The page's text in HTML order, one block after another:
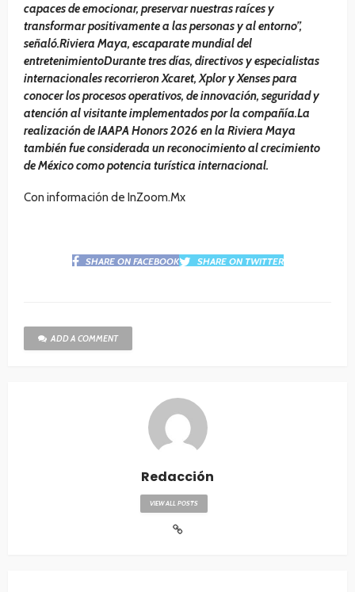
capaces de emocionar, preservar nuestras raíces y
transformar positivamente a las personas y al entorno”,
señaló.Riviera Maya, escaparate mundial del
entretenimientoDurante tres días, directivos y especialistas
internacionales recorrieron Xcaret, Xplor y Xenses para
conocer los procesos operativos, de innovación, seguridad y
atención al visitante implementados por la compañía.La
realización de IAAPA Honors 2026 en la Riviera Maya
también fue considerada un reconocimiento al crecimiento
de México como potencia turística internacional.
Con información de InZoom.Mx
SHARE ON FACEBOOK SHARE ON TWITTER
ADD A COMMENT
Redacción
VIEW ALL POSTS